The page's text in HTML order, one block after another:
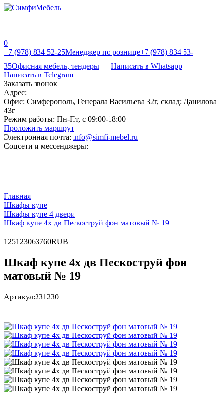
0
+7 (978) 834 52-25Менеджер по рознице+7 (978) 834 53-
35Офисная мебель, тендеры
Написать в Whatsapp
Написать в Telegram
Заказать звонок
Адрес:
Офис: Симферополь, Генерала Васильева 32г, склад: Данилова
43г
Режим работы: Пн-Пт, с 09:00-18:00
Проложить маршрут
Электронная почта: info@simfi-mebel.ru
Соцсети и мессенджеры:
Главная
Шкафы купе
Шкафы купе 4 двери
Шкаф купе 4х дв Пескоструй фон матовый № 19
125123063760RUB
Шкаф купе 4х дв Пескоструй фон
матовый № 19
Артикул:231230